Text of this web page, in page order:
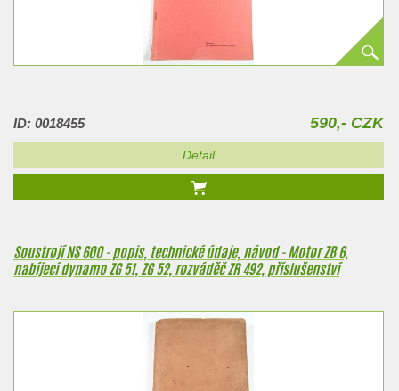
ID: 0018455 590,- CZK
Detail
Soustrojí NS 600 - popis, technické údaje, návod - Motor ZB 6,
nabíjecí dynamo ZG 51, ZG 52, rozváděč ZR 492, příslušenství